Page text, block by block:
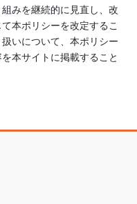
みを継続的に見直し、改
本ポリシーを改定するこ
いについて、本ポリシー
本サイトに掲載すること